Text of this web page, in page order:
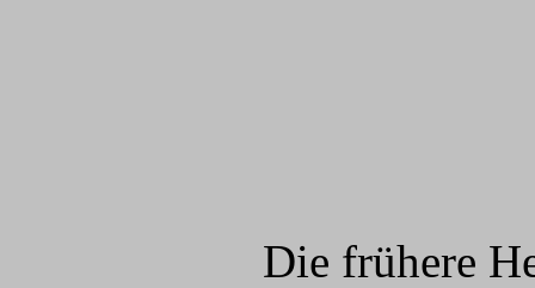
Die frühere